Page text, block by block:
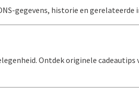
gegevens, historie en
Ontdek originele